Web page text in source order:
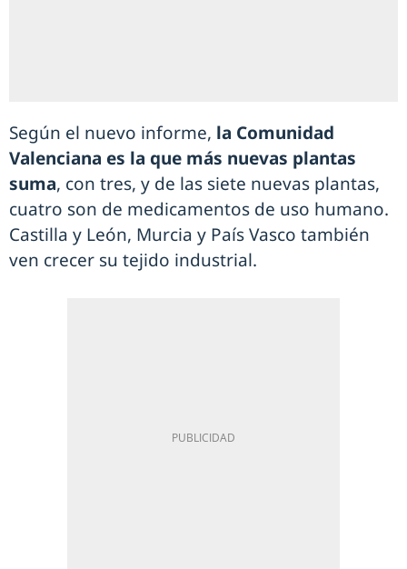
Según el nuevo informe, la Comunidad
Valenciana es la que más nuevas plantas
suma, con tres, y de las siete nuevas plantas,
cuatro son de medicamentos de uso humano.
Castilla y León, Murcia y País Vasco también
ven crecer su tejido industrial.